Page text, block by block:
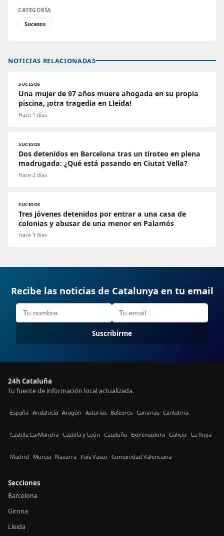
CATEGORÍA
Sucesos
NOTICIAS RELACIONADAS
SUCESOS
Una mujer de 97 años muere ahogada en su propia
piscina, ¡otra tragedia en Lleida!
Hace 1 días
SUCESOS
Dos detenidos en Barcelona tras un tiroteo en plena
madrugada: ¿Qué está pasando en Ciutat Vella?
Hace 2 días
SUCESOS
Tres jóvenes detenidos por entrar a una casa de
colonias y abusar de una menor en Palamós
Hace 3 días
Recibe las noticias de Catalunya en tu email
Suscribirme
24h Cataluña
Tu fuente de información local actualizada.
España Andalucía Aragón Asturias Baleares Canarias Cantabria
Castilla La-Mancha Castilla y León Cataluña Extremadura Galicia La Rioja
Madrid Murcia Navarra País Vasco Comunidad Valenciana
Secciones
Barcelona
Girona
Lleida